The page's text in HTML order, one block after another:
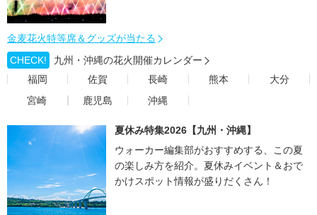
金麦花火特等席＆グッズが当たる
CHECK!
九州・沖縄の花火開催カレンダー
福岡
佐賀 長崎 熊本
大分
宮崎
鹿児島 沖縄
夏休み特集2026【九州・沖縄】
ウォーカー編集部がおすすめする、この夏
の楽しみ方を紹介。夏休みイベント＆おで
かけスポット情報が盛りだくさん！